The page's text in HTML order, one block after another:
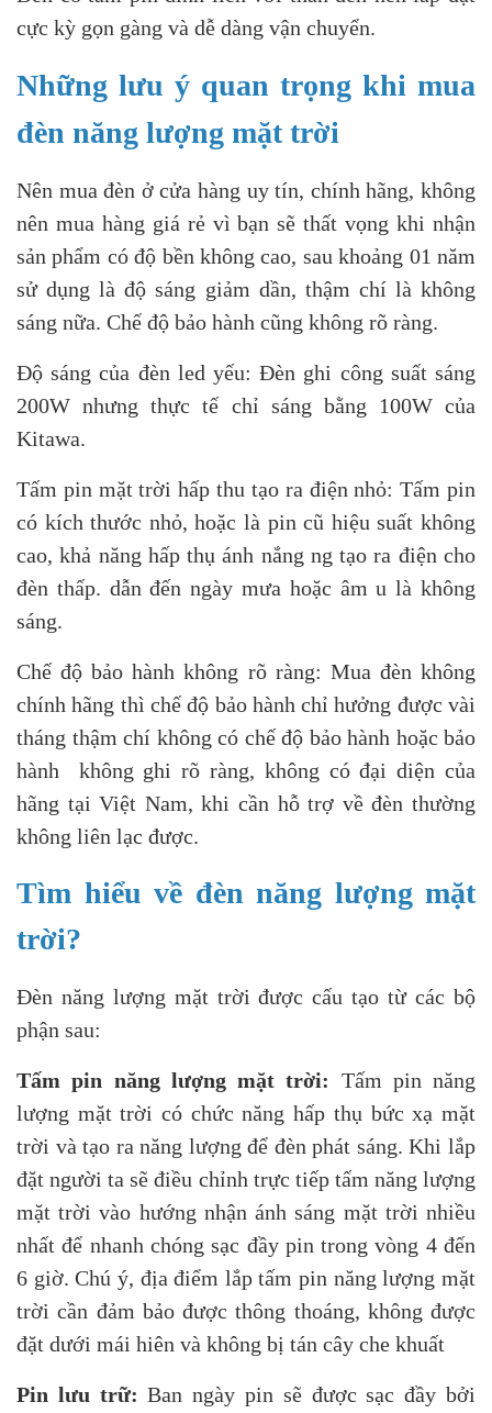
cực kỳ gọn gàng và dễ dàng vận chuyển.
Những lưu ý quan trọng khi mua
đèn năng lượng mặt trời
Nên mua đèn ở cửa hàng uy tín, chính hãng, không
nên mua hàng giá rẻ vì bạn sẽ thất vọng khi nhận
sản phẩm có độ bền không cao, sau khoảng 01 năm
sử dụng là độ sáng giảm dần, thậm chí là không
sáng nữa. Chế độ bảo hành cũng không rõ ràng.
Độ sáng của đèn led yếu: Đèn ghi công suất sáng
200W nhưng thực tế chỉ sáng bằng 100W của
Kitawa.
Tấm pin mặt trời hấp thu tạo ra điện nhỏ: Tấm pin
có kích thước nhỏ, hoặc là pin cũ hiệu suất không
cao, khả năng hấp thụ ánh nắng ng tạo ra điện cho
đèn thấp. dẫn đến ngày mưa hoặc âm u là không
sáng.
Chế độ bảo hành không rõ ràng: Mua đèn không
chính hãng thì chế độ bảo hành chỉ hưởng được vài
tháng thậm chí không có chế độ bảo hành hoặc bảo
hành không ghi rõ ràng, không có đại diện của
hãng tại Việt Nam, khi cần hỗ trợ về đèn thường
không liên lạc được.
Tìm hiểu về đèn năng lượng mặt
trời?
Đèn năng lượng mặt trời được cấu tạo từ các bộ
phận sau:
Tấm pin năng lượng mặt trời: Tấm pin năng
lượng mặt trời có chức năng hấp thụ bức xạ mặt
trời và tạo ra năng lượng để đèn phát sáng. Khi lắp
đặt người ta sẽ điều chỉnh trực tiếp tấm năng lượng
mặt trời vào hướng nhận ánh sáng mặt trời nhiều
nhất để nhanh chóng sạc đầy pin trong vòng 4 đến
6 giờ. Chú ý, địa điểm lắp tấm pin năng lượng mặt
trời cần đảm bảo được thông thoáng, không được
đặt dưới mái hiên và không bị tán cây che khuất
Pin lưu trữ:Ban ngày pin sẽ được sạc đầy bởi